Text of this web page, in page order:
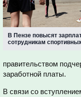
В Пензе повысят
сотрудникам
правительством
заработной платы.
В связи со